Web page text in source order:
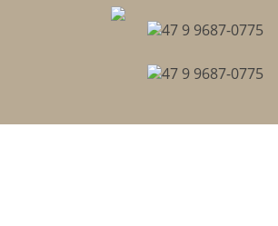
47 9 9687-0775
47 9 9687-0775